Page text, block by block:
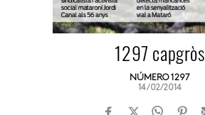
1297 capgròs
NÚMERO 1297
14/02/2014